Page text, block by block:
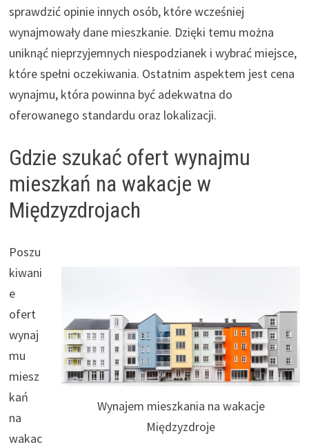
sprawdzić opinie innych osób, które wcześniej
wynajmowały dane mieszkanie. Dzięki temu można
uniknąć nieprzyjemnych niespodzianek i wybrać miejsce,
które spełni oczekiwania. Ostatnim aspektem jest cena
wynajmu, która powinna być adekwatna do
oferowanego standardu oraz lokalizacji.
Gdzie szukać ofert wynajmu
mieszkań na wakacje w
Międzyzdrojach
Wynajem mieszkania na wakacje
Międzyzdroje
Poszu
kiwani
e
ofert
wynaj
mu
miesz
kań
na
wakac